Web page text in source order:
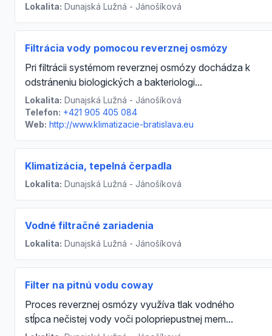
Lokalita: Dunajská Lužná - Jánošíková
Filtrácia vody pomocou reverznej osmózy
Pri filtrácii systémom reverznej osmózy dochádza k
odstráneniu biologických a bakteriologi...
Lokalita: Dunajská Lužná - Jánošíková
Telefon: +421 905 405 084
Web: http://www.klimatizacie-bratislava.eu
Klimatizácia, tepelná čerpadla
Lokalita: Dunajská Lužná - Jánošíková
Vodné filtračné zariadenia
Lokalita: Dunajská Lužná - Jánošíková
Filter na pitnú vodu coway
Proces reverznej osmózy využíva tlak vodného
stĺpca nečistej vody voči polopriepustnej mem...